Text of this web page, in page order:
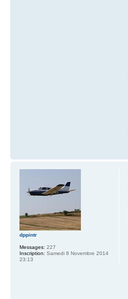
dppintr
Messages: 227
Inscription: Samedi 8 Novembre 2014
23:13